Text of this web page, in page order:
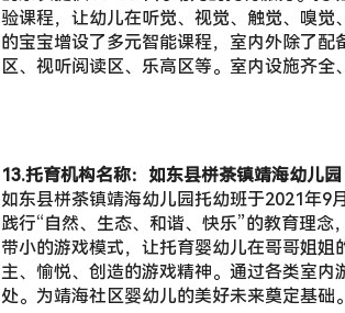
如东县栟茶镇靖海幼儿园托幼班于2021年9
践行“自然、生态、和谐、快乐”的教育理
带小的游戏模式，让托育婴幼儿在哥哥姐姐
14.托育机构名称：如东县栟茶镇浒澪幼儿园
如东县栟茶镇浒澪幼儿园创建于1966年，
念，提供普惠性托育服务。以“给儿童健康
地”为发展定位。为儿童提供细致照料、开
追随儿童生活和兴趣，引导协助儿童自主探